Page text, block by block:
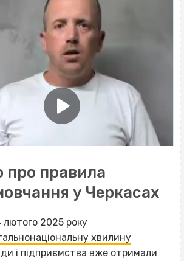
про правила
у Черкасах
2025 року
хвилину
і підприємства вже отримали